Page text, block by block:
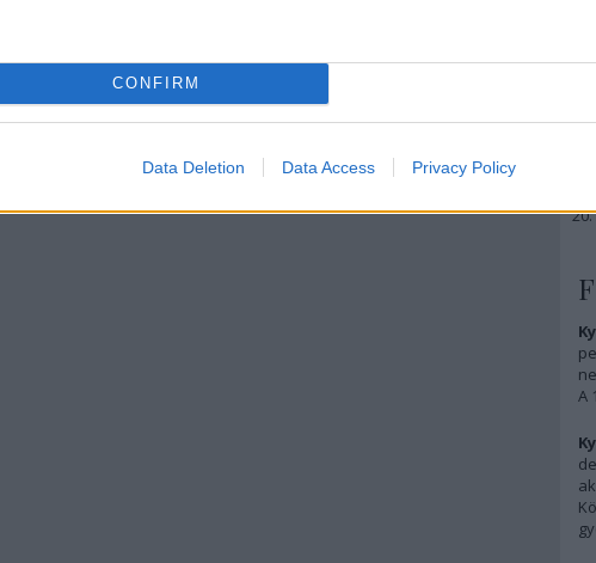
CONFIRM
Data Deletion Data Access Privacy Policy
A